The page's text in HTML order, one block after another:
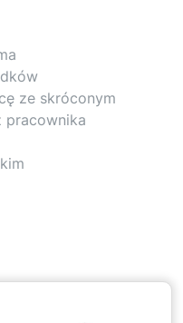
ze skróconym
pracownika